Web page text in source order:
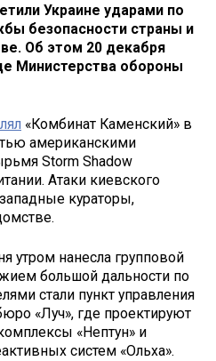
Украине ударами по
безопасности страны и
Об этом 20 декабря
Министерства обороны
«Комбинат Каменский» в
американскими
Storm Shadow
Атаки киевского
кураторы,
утром нанесла групповой
большой дальности по
стали пункт управления
«Луч», где проектируют
«Нептун» и
систем «Ольха».